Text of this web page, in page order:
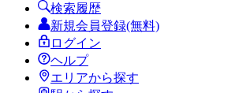
検索履歴
新規会員登録(無料)
ログイン
ヘルプ
エリアから探す